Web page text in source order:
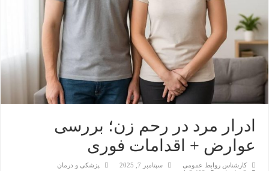
ادرار مرد در رحم زن؛ بررسی
عوارض + اقدامات فوری
کارشناس روابط عمومی سپتامبر 7, 2025
پزشکی و درمان